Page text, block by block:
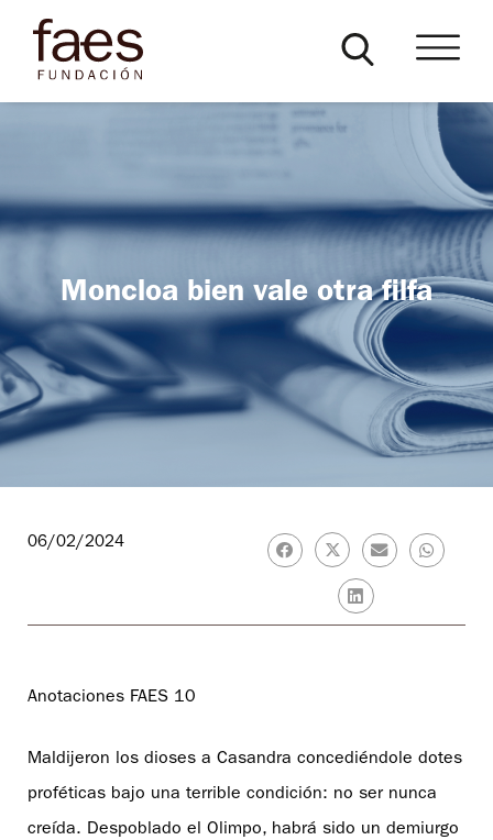
Moncloa bien vale otra filfa
06/02/2024
Anotaciones FAES 10
Maldijeron los dioses a Casandra concediéndole dotes
proféticas bajo una terrible condición: no ser nunca
creída. Despoblado el Olimpo, habrá sido un demiurgo